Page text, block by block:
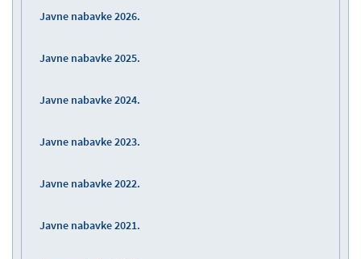
Javne nabavke 2026.
Javne nabavke 2025.
Javne nabavke 2024.
Javne nabavke 2023.
Javne nabavke 2022.
Javne nabavke 2021.